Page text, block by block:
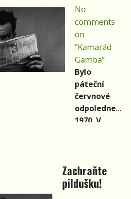
usilovně
pracoval.
No
comments
on
“Kamarád
Gamba”
Bylo
páteční
červnové
odpoledne
1970. V
se ze všech
koutů
Zachraňte
pildušku!